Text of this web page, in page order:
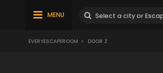
MENU
EVERYESCAPEROOM > DOOR Z